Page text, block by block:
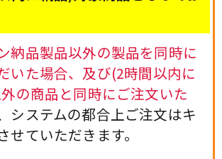
納品製品以外の製品を同時に
いた場合、及び(2時間以内に
の商品と同時にご注文いた
システムの都合上ご注文はキ
せていただきます。